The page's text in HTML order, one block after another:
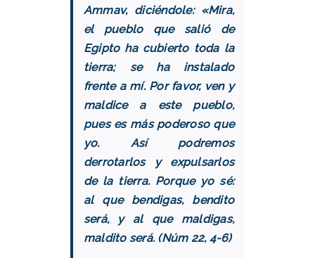
Ammav, diciéndole: «Mira,
el pueblo que salió de
Egipto ha cubierto toda la
tierra; se ha instalado
frente a mí. Por favor, ven y
maldice a este pueblo,
pues es más poderoso que
yo. Así podremos
derrotarlos y expulsarlos
de la tierra. Porque yo sé:
al que bendigas, bendito
será, y al que maldigas,
maldito será. (Núm 22, 4-6)